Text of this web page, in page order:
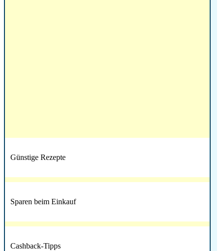
Günstige Rezepte
Sparen beim Einkauf
Cashback-Tipps